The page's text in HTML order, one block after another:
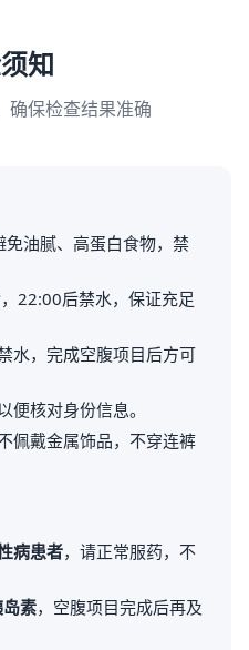
知
确保检查结果准确
油腻、高蛋白食物，禁
22:00后禁水，保证充足
水，完成空腹项目后方可
便核对身份信息。
佩戴金属饰品，不穿连裤
病患者，请正常服药，不
素，空腹项目完成后再及